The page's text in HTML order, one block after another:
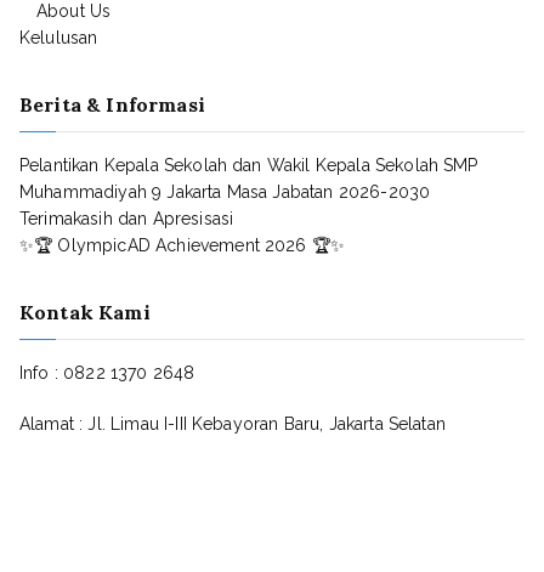
About Us
Kelulusan
Berita & Informasi
Pelantikan Kepala Sekolah dan Wakil Kepala Sekolah SMP
Muhammadiyah 9 Jakarta Masa Jabatan 2026-2030
Terimakasih dan Apresisasi
✨🏆 OlympicAD Achievement 2026 🏆✨
Kontak Kami
Info : 0822 1370 2648
Alamat : Jl. Limau I-III Kebayoran Baru, Jakarta Selatan